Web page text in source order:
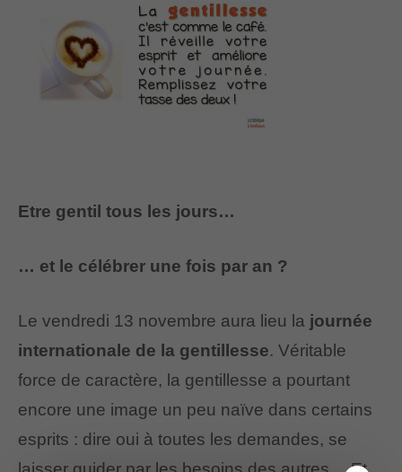
Etre gentil tous les jours…
… et le célébrer une fois par an ?
Le vendredi 13 novembre aura lieu la journée
internationale de la gentillesse. Véritable
force de caractère, la gentillesse a pourtant
encore une image un peu naïve dans certains
esprits : dire oui à toutes les demandes, se